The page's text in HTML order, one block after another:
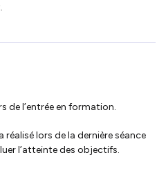
de l’entrée en formation.
lors de la dernière séance
l’atteinte des objectifs.